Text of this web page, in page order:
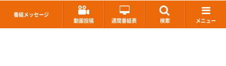
番組メッセージ
動画投稿
週間番組表 検索 メニュー